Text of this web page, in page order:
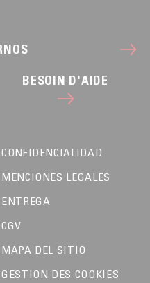
BESOIN D'AIDE
CONFIDENCIALIDAD
MENCIONES LEGALES
ENTREGA
CGV
MAPA DEL SITIO
GESTION DES COOKIES